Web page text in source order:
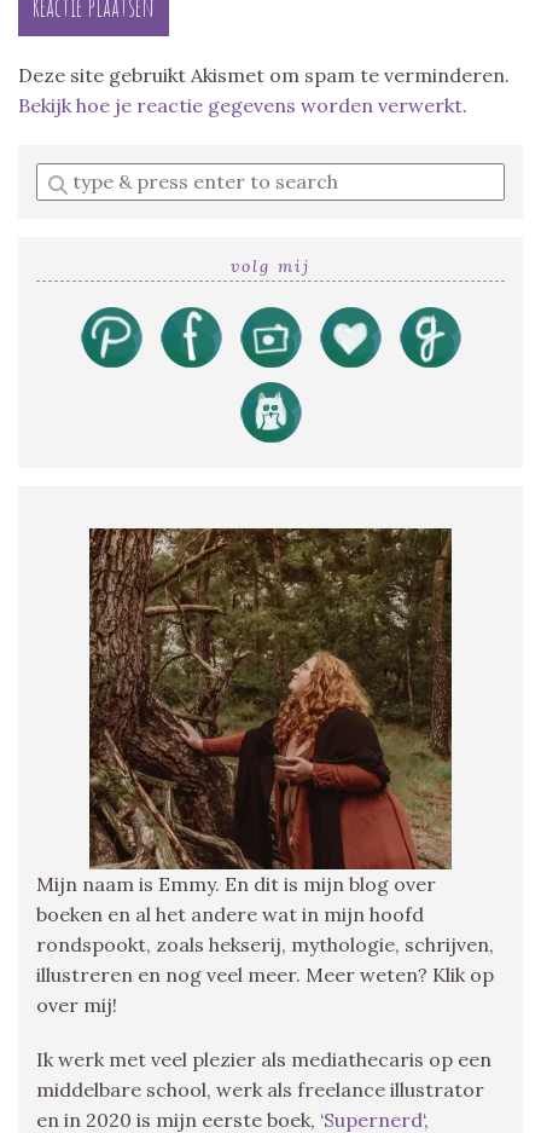
Deze site gebruikt Akismet om spam te verminderen.
Bekijk hoe je reactie gegevens worden verwerkt.
Enter
a
volg mij
Mijn naam is Emmy. En dit is mijn blog over
boeken en al het andere wat in mijn hoofd
rondspookt, zoals hekserij, mythologie, schrijven,
illustreren en nog veel meer. Meer weten? Klik op
over mij!
Ik werk met veel plezier als mediathecaris op een
middelbare school, werk als freelance illustrator
en in 2020 is mijn eerste boek, ‘Supernerd‘,